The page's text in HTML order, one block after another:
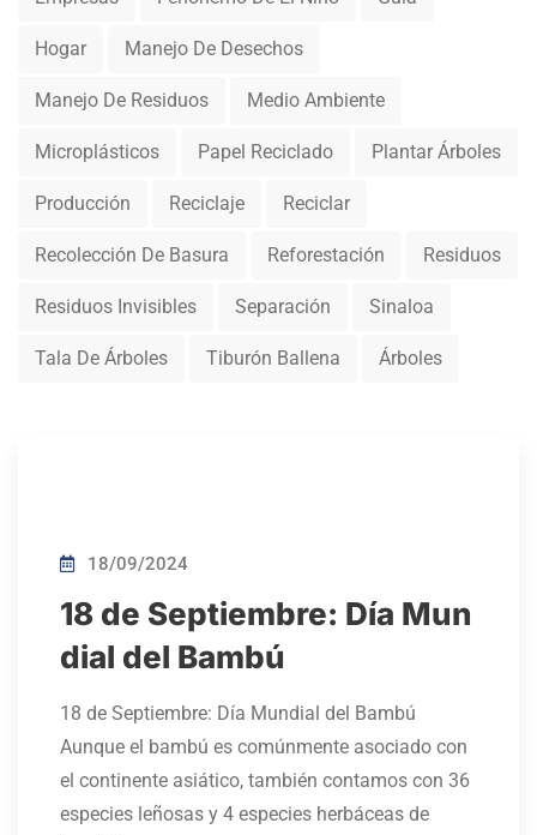
Hogar Manejo De Desechos
Manejo De Residuos Medio Ambiente
Microplásticos Papel Reciclado Plantar Árboles
Producción Reciclaje Reciclar
Recolección De Basura Reforestación Residuos
Residuos Invisibles Separación Sinaloa
Tala De Árboles Tiburón Ballena Árboles
18/09/2024
18 de Septiembre: Día Mun
dial del Bambú
18 de Septiembre: Día Mundial del Bambú
Aunque el bambú es comúnmente asociado con
el continente asiático, también contamos con 36
especies leñosas y 4 especies herbáceas de